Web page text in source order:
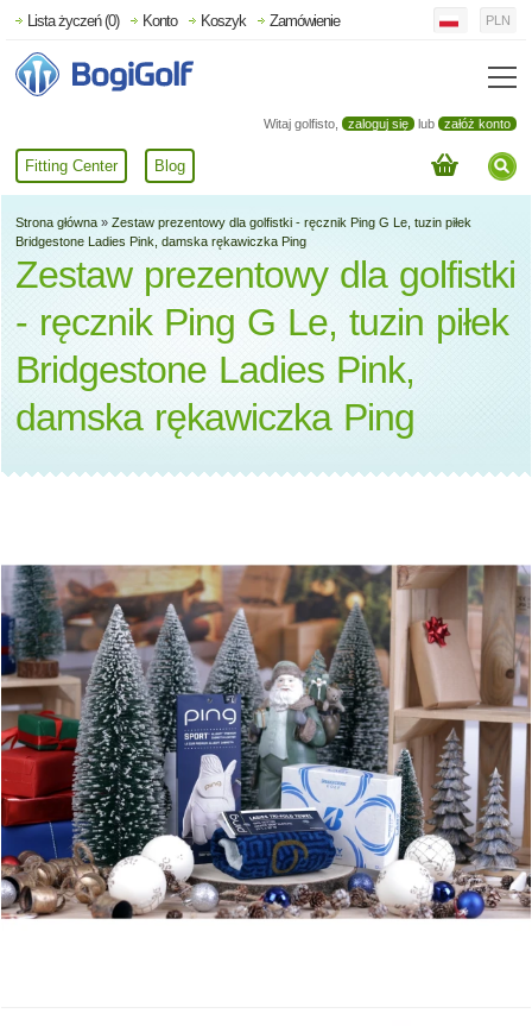
Witaj golfisto, zaloguj się lub załóż konto
Fitting Center Blog
Lista życzeń (0) Konto Koszyk Zamówienie PLN
Strona główna » Zestaw prezentowy dla golfistki - ręcznik Ping G Le, tuzin piłek
Bridgestone Ladies Pink, damska rękawiczka Ping
Zestaw prezentowy dla golfistki
- ręcznik Ping G Le, tuzin piłek
Bridgestone Ladies Pink,
damska rękawiczka Ping